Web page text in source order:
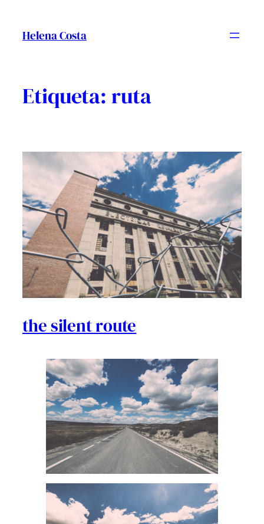
contingut
Helena Costa
Etiqueta: ruta
the silent route